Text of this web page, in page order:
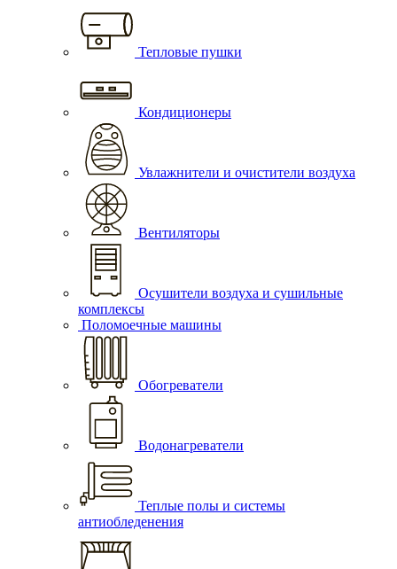
Тепловые пушки
Кондиционеры
Увлажнители и очистители воздуха
Вентиляторы
Осушители воздуха и сушильные
комплексы
Поломоечные машины
Обогреватели
Водонагреватели
Теплые полы и системы
антиобледенения